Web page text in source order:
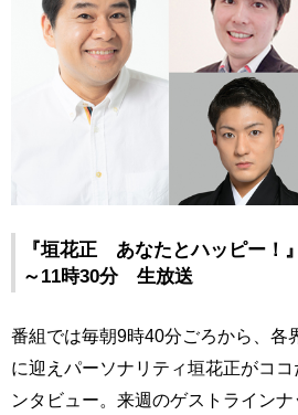
『垣花正 あなたとハッピー
～11時30分 生放送
番組では毎朝9時40分ごろから、各
に迎えパーソナリティ垣花正がコ
ンタビュー。来週のゲストラインナ